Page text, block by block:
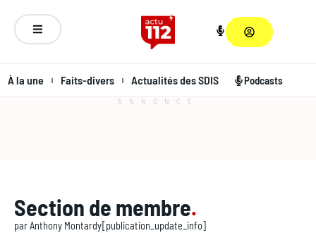
À la une Faits-divers Actualités des SDIS Podcasts
ANNONCE
Section de membre.
parAnthony Montardy[publication_update_info]